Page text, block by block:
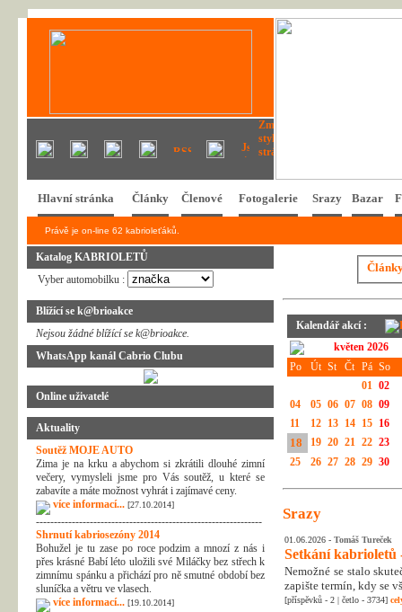
Hlavní stránka Články Členové Fotogalerie Srazy Bazar
Právě je on-line 62 kabrioleťáků.
Katalog KABRIOLETŮ
Vyber automobilku :
Blížící se k@brioakce
Nejsou žádné blížící se k@brioakce.
WhatsApp kanál Cabrio Clubu
Online uživatelé
Aktuality
Soutěž MOJE AUTO
Zima je na krku a abychom si zkrátili dlouhé zimní
večery, vymysleli jsme pro Vás soutěž, u které se
zabavíte a máte možnost vyhrát i zajímavé ceny.
více informací... [27.10.2014]
---------------------------------------------------------------
Shrnutí kabriosezóny 2014
Bohužel je tu zase po roce podzim a mnozí z nás i
přes krásné Babí léto uložili své Miláčky bez střech k
zimnímu spánku a přichází pro ně smutné období bez
sluníčka a větru ve vlasech.
více informací... [19.10.2014]
Kalendář akcí :
květen 2026
Po
Út St Čt Pá So
01 02
04
05 06 07 08 09
11
12 13 14 15 16
18 19 20 21 22 23
25
26 27 28 29 30
Srazy
01.06.2026 - Tomáš Tureček
Setkání kabrioletů
Nemožné se stalo
zapište termín, kdy se
[příspěvků - 2 | četlo - 3734]